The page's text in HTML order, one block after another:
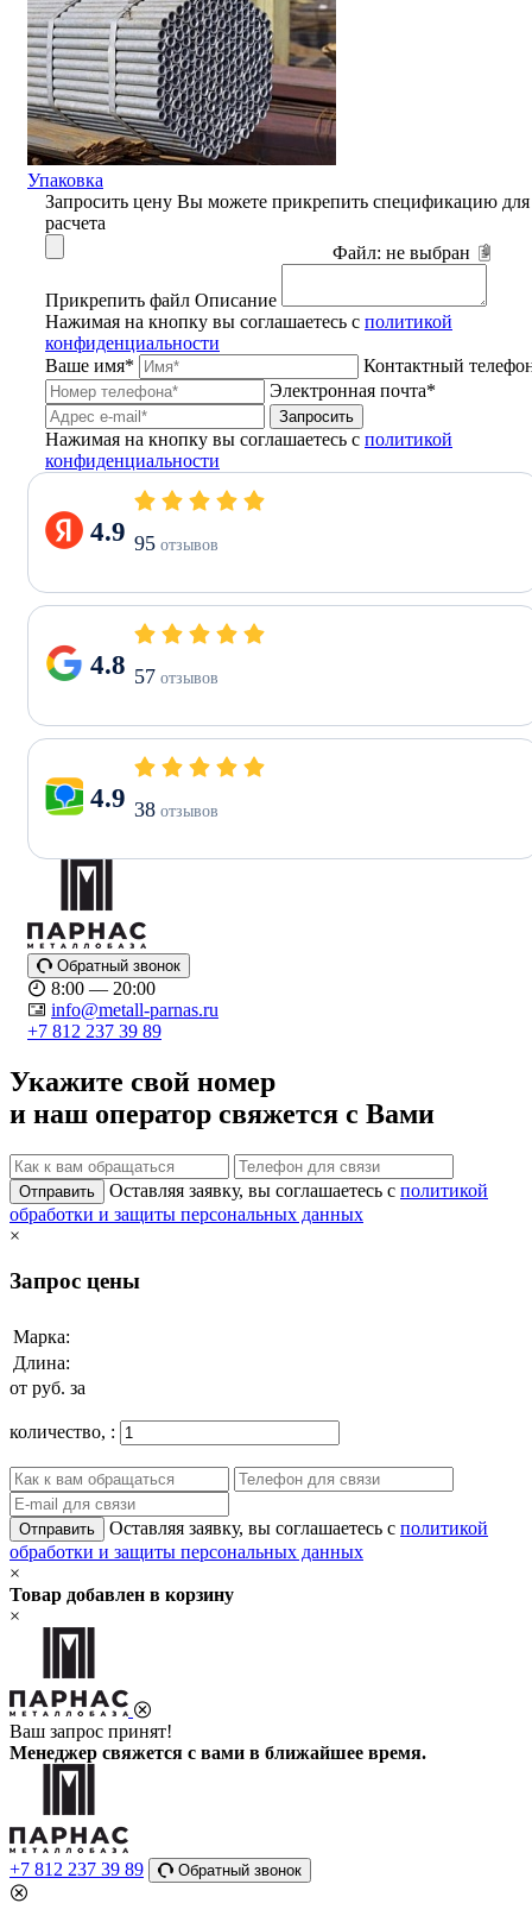
Упаковка
Запросить цену Вы можете прикрепить спецификацию для
расчета
Файл: не выбран
Прикрепить файл Описание
Нажимая на кнопку вы соглашаетесь с политикой
конфиденциальности
Ваше имя*
Контактный
Электронная почта*
Запросить
Нажимая на кнопку вы соглашаетесь с политикой
конфиденциальности
4.9 95 отзывов
4.8 57 отзывов
4.9 38 отзывов
Обратный звонок
8:00 — 20:00
info@metall-parnas.ru
+7 812 237 39 89
Укажите свой номер
и наш оператор свяжется с Вами
Отправить Оставляя заявку, вы соглашаетесь с политикой
обработки и защиты персональных данных
×
Запрос цены
Марка:
Длина:
от руб. за
количество, :
Отправить Оставляя заявку, вы соглашаетесь с политикой
обработки и защиты персональных данных
×
Товар добавлен в корзину
×
Ваш запрос принят!
Менеджер свяжется с вами в ближайшее время.
+7 812 237 39 89 Обратный звонок